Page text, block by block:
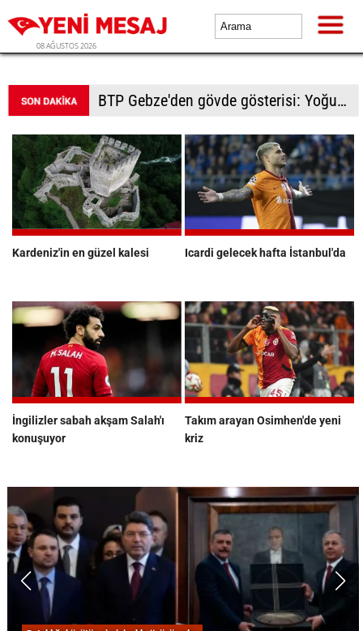
08 AĞUSTOS 2026
BTP Kocaeli'den Darıca çıkarması: Esnaf ve derneklerden yoğun ilgi
Kardeniz'in en güzel kalesi Icardi gelecek hafta İstanbul'da
İngilizler sabah akşam Salah'ı
konuşuyor
Takım arayan Osimhen'de yeni
kriz